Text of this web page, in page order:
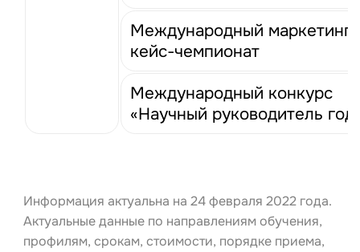
Международный
кейс-чемпионат
Международный конкурс
«Научный руководитель
Информация актуальна на 24 февраля 2022 года.
Актуальные данные по направлениям обучения,
профилям, срокам, стоимости, порядке приема,